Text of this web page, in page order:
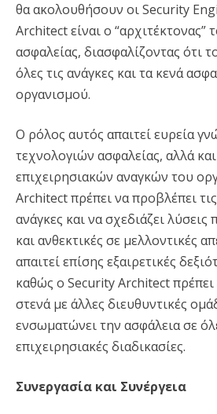
θα ακολουθήσουν οι Security
Architect είναι ο “αρχιτέκτονας”
ασφαλείας, διασφαλίζοντας ότι
όλες τις ανάγκες και τα κενά
οργανισμού.
Ο ρόλος αυτός απαιτεί ευρεία
τεχνολογιών ασφαλείας, αλλά
επιχειρησιακών αναγκών του
Architect πρέπει να προβλέπει
ανάγκες και να σχεδιάζει λύσεις
και ανθεκτικές σε μελλοντικές
απαιτεί επίσης εξαιρετικές
καθώς ο Security Architect πρέπει
στενά με άλλες διευθυντικές
ενσωματώνει την ασφάλεια σε
επιχειρησιακές διαδικασίες.
Συνεργασία και Συνέργεια